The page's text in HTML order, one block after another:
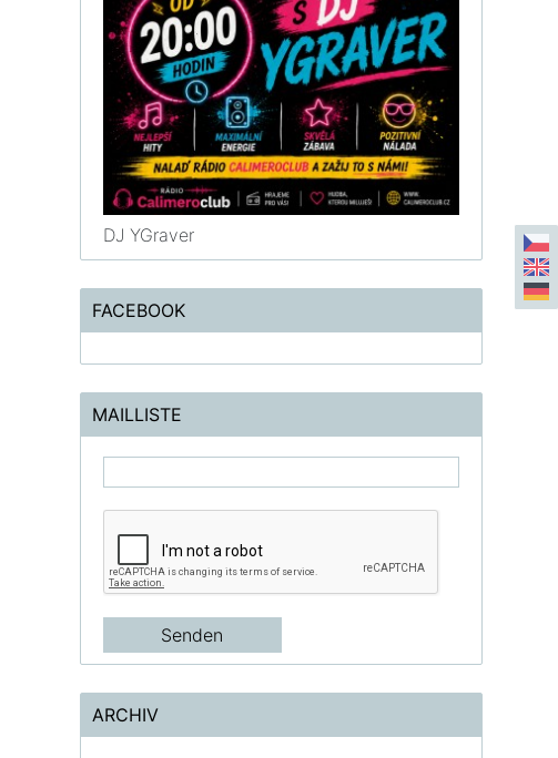
DJ YGraver
FACEBOOK
MAILLISTE
ARCHIV